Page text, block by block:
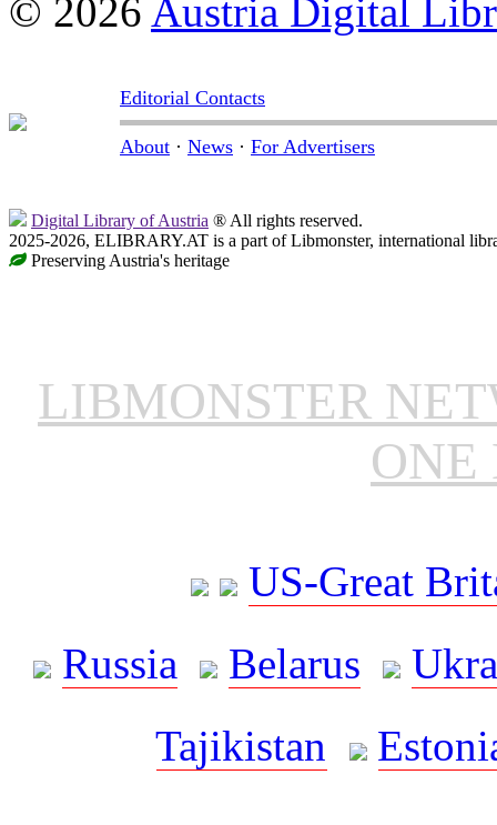
© 2026 Austria Digital
Editorial Contacts
About · News · For Advertisers
Digital Library of Austria ® All rights reserved.
2025-2026, ELIBRARY.AT is a part of Libmonster, international
Preserving Austria's heritage
LIBMONSTER
ONE
US-Great
Russia
Belarus
Tajikistan